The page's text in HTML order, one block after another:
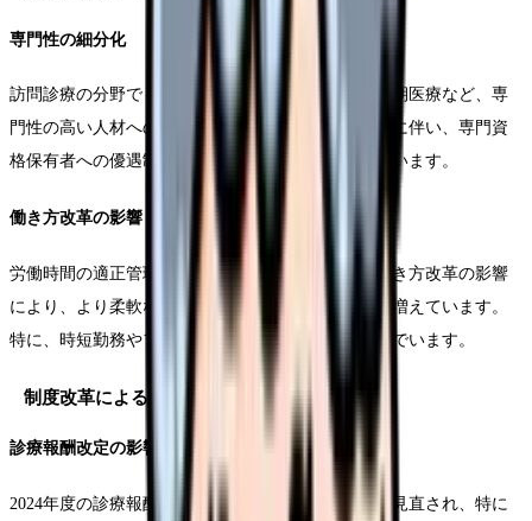
専門性の細分化
訪問診療の分野でも、がん看護や認知症ケア、終末期医療など、専
門性の高い人材へのニーズが高まっています。これに伴い、専門資
格保有者への優遇制度を設ける医療機関が増加しています。
働き方改革の影響
労働時間の適正管理や有給休暇の取得促進など、働き方改革の影響
により、より柔軟な勤務体制を導入する医療機関が増えています。
特に、時短勤務やフレックスタイム制の導入が進んでいます。
制度改革による市場への影響
診療報酬改定の影響
2024年度の診療報酬改定により、訪問診療の評価が見直され、特に